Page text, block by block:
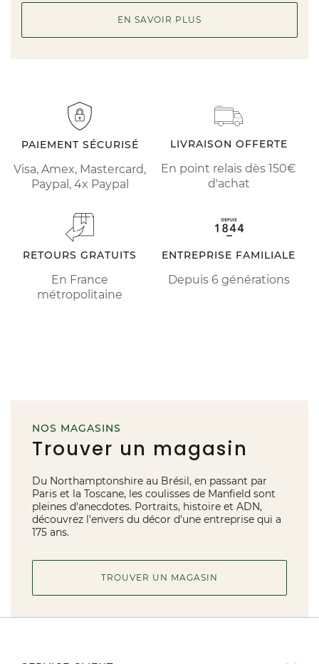
EN SAVOIR PLUS
PAIEMENT SÉCURISÉ
Visa, Amex, Mastercard,
Paypal, 4x Paypal
LIVRAISON OFFERTE
En point relais dès 150€
d'achat
RETOURS GRATUITS
En France
métropolitaine
ENTREPRISE FAMILIALE
Depuis 6 générations
NOS MAGASINS
Trouver un magasin
Du Northamptonshire au Brésil, en passant par
Paris et la Toscane, les coulisses de Manfield sont
pleines d'anecdotes. Portraits, histoire et ADN,
découvrez l'envers du décor d'une entreprise qui a
175 ans.
TROUVER UN MAGASIN